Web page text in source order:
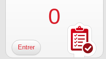
0
Entrer